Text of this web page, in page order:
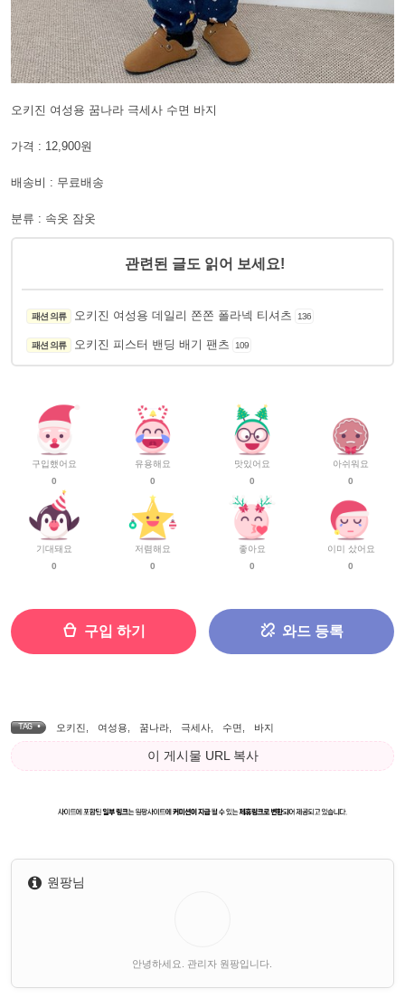
오키진 여성용 꿈나라 극세사 수면 바지
가격 : 12,900원
배송비 : 무료배송
분류 : 속옷 잠옷
관련된 글도 읽어 보세요!
패션 의류 오키진 여성용 데일리 쫀쫀 폴라넥 티셔츠 136
패션 의류 오키진 피스터 밴딩 배기 팬츠 109
구입했어요
0
기대돼요
0
유용해요
0
저렴해요
0
맛있어요
0
좋아요
0
아쉬워요
0
이미 샀어요
0
구입 하기 와드 등록
TAG • 오키진 여성용 꿈나라 극세사 수면 바지
이 게시물 URL 복사
원팡님
안녕하세요. 관리자 원팡입니다.